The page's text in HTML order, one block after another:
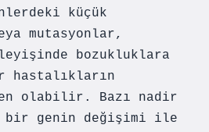
küçük
mutasyonlar,
bozukluklara
hastalıkların
olabilir. Bazı nadir
bir genin değişimi ile